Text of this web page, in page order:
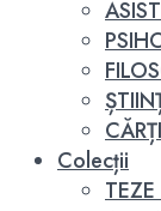
Colecții